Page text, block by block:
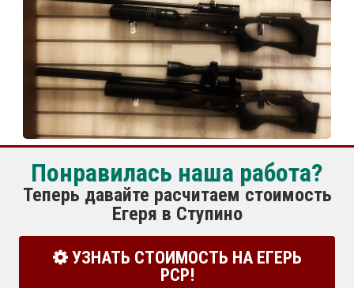
Понравилась наша работа?
Теперь давайте расчитаем стоимость
Егеря в Ступино
УЗНАТЬ СТОИМОСТЬ НА ЕГЕРЬ
РСР!